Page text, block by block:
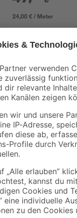
24,00 € / Meter